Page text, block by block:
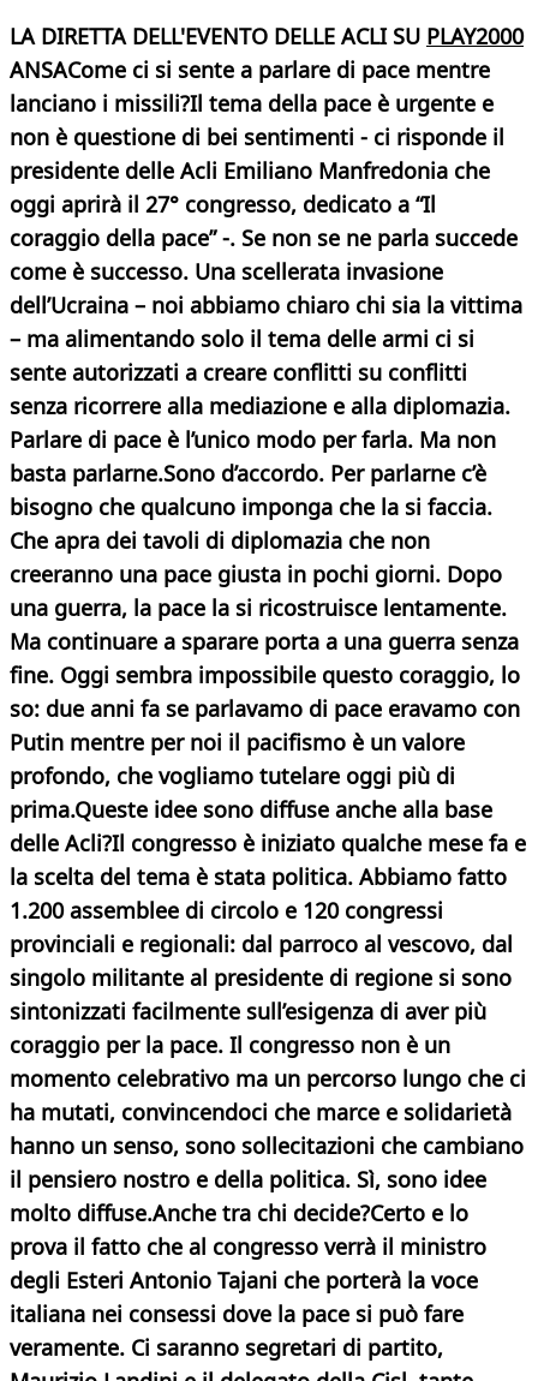
LA DIRETTA DELL'EVENTO DELLE ACLI SU PLAY2000
ANSACome ci si sente a parlare di pace mentre
lanciano i missili?Il tema della pace è urgente e
non è questione di bei sentimenti - ci risponde il
presidente delle Acli Emiliano Manfredonia che
oggi aprirà il 27° congresso, dedicato a “Il
coraggio della pace” -. Se non se ne parla succede
come è successo. Una scellerata invasione
dell’Ucraina – noi abbiamo chiaro chi sia la vittima
– ma alimentando solo il tema delle armi ci si
sente autorizzati a creare conflitti su conflitti
senza ricorrere alla mediazione e alla diplomazia.
Parlare di pace è l’unico modo per farla. Ma non
basta parlarne.Sono d’accordo. Per parlarne c’è
bisogno che qualcuno imponga che la si faccia.
Che apra dei tavoli di diplomazia che non
creeranno una pace giusta in pochi giorni. Dopo
una guerra, la pace la si ricostruisce lentamente.
Ma continuare a sparare porta a una guerra senza
fine. Oggi sembra impossibile questo coraggio, lo
so: due anni fa se parlavamo di pace eravamo con
Putin mentre per noi il pacifismo è un valore
profondo, che vogliamo tutelare oggi più di
prima.Queste idee sono diffuse anche alla base
delle Acli?Il congresso è iniziato qualche mese fa e
la scelta del tema è stata politica. Abbiamo fatto
1.200 assemblee di circolo e 120 congressi
provinciali e regionali: dal parroco al vescovo, dal
singolo militante al presidente di regione si sono
sintonizzati facilmente sull’esigenza di aver più
coraggio per la pace. Il congresso non è un
momento celebrativo ma un percorso lungo che ci
ha mutati, convincendoci che marce e solidarietà
hanno un senso, sono sollecitazioni che cambiano
il pensiero nostro e della politica. Sì, sono idee
molto diffuse.Anche tra chi decide?Certo e lo
prova il fatto che al congresso verrà il ministro
degli Esteri Antonio Tajani che porterà la voce
italiana nei consessi dove la pace si può fare
veramente. Ci saranno segretari di partito,